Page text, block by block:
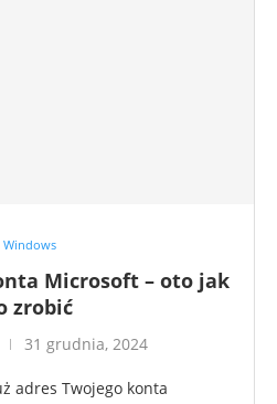
Windows
Microsoft – oto jak
zrobić
31 grudnia, 2024
adres Twojego konta